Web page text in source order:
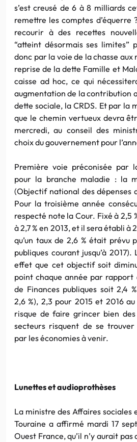
s’est creusé de 6 à 8 milliards
remettre les comptes d’équerre
recourir à des recettes
“atteint désormais ses limites”
donc par la voie de la chasse aux
reprise de la dette Famille et
caisse ad hoc, ce qui
augmentation de la contribution
dette sociale, la CRDS. Et par la
que le chemin vertueux devra
mercredi, au conseil des
choix du gouvernement pour
Première voie préconisée par
pour la branche maladie : la
(Objectif national des dépenses
Pour la troisième année
respecté note la Cour. Fixé à 2,5
à 2,7 % en 2013, et il sera établi à
qu’un taux de 2,6 % était prévu
publiques courant jusqu’à
effet que cet objectif soit
point chaque année par rapport
de Finances publiques soit 2,4
2,6 %), 2,3 pour 2015 et 2016
risque de faire grincer bien
secteurs risquent de se
par les économies à venir.
Lunettes et audioprothèses
La ministre des Affaires sociales
Touraine a affirmé mardi 17
Ouest France, qu’il n’y aurait